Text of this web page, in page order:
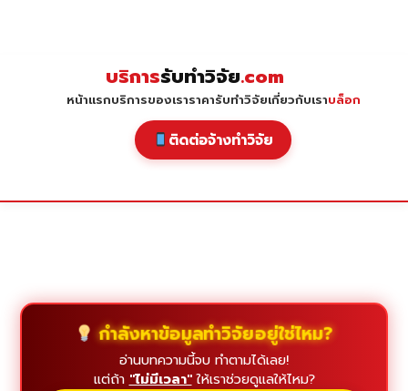
บริการรับทำวิจัย.com
หน้าแรกบริการของเราราคารับทำวิจัยเกี่ยวกับเราบล็อก
ติดต่อจ้างทำวิจัย
กำลังหาข้อมูลทำวิจัยอยู่ใช่ไหม?
อ่านบทความนี้จบ ทำตามได้เลย!
แต่ถ้า "ไม่มีเวลา"ให้เราช่วยดูแลให้ไหม?